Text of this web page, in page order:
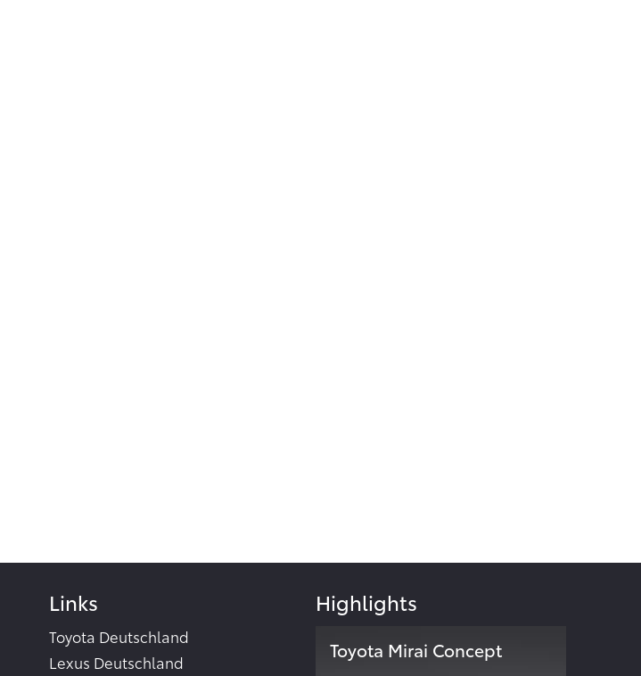
Links
Toyota Deutschland
Lexus Deutschland
Highlights
Toyota Mirai Concept